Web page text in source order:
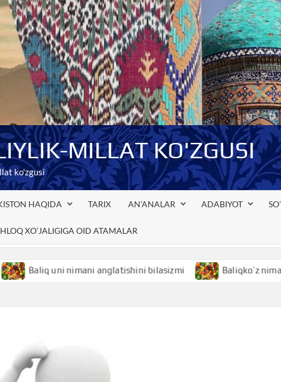
MILLAT KO'ZGUSI
ko'zgusi
HAQIDA TARIX AN’ANALAR ADABIYOT
XO’JALIGIGA OID ATAMALAR
uni nimani anglatishini bilasizmi Baliqko’z nimani